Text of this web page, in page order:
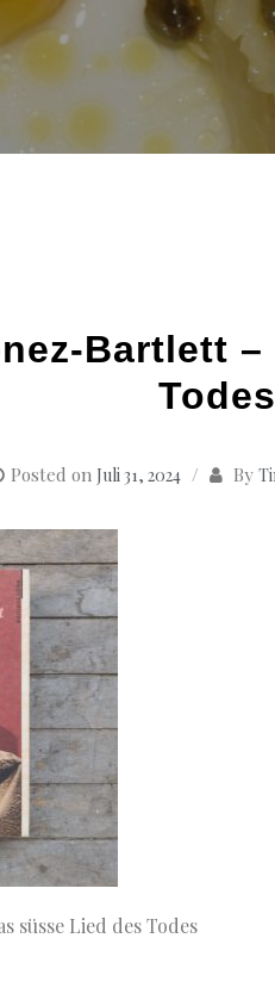
Bartlett
Todes
Posted on Juli 31, 2024 By
süsse Lied des Todes